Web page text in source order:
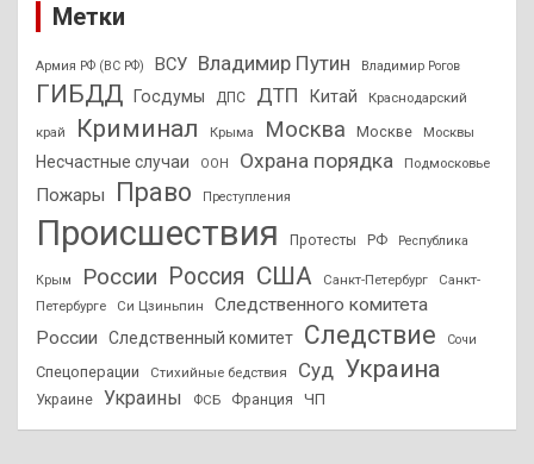
Метки
Армия РФ (ВС РФ) ВСУ Владимир Путин Владимир Рогов
ГИБДД Госдумы ДПС ДТП Китай Краснодарский
край Криминал Крыма Москва Москве Москвы
Несчастные случаи ООН Охрана порядка Подмосковье
Пожары Право Преступления
Происшествия Протесты РФ Республика
Крым России Россия США Санкт-Петербург
Санкт-
Петербурге
Си Цзиньпин
Следственного комитета
России
Следственный комитет Следствие Сочи
Спецоперации Стихийные бедствия Суд Украина
Украине Украины ФСБ Франция ЧП